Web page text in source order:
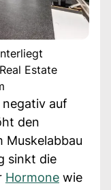
Estate
auf
den
Muskelabbau
sinkt die
Hormone wie